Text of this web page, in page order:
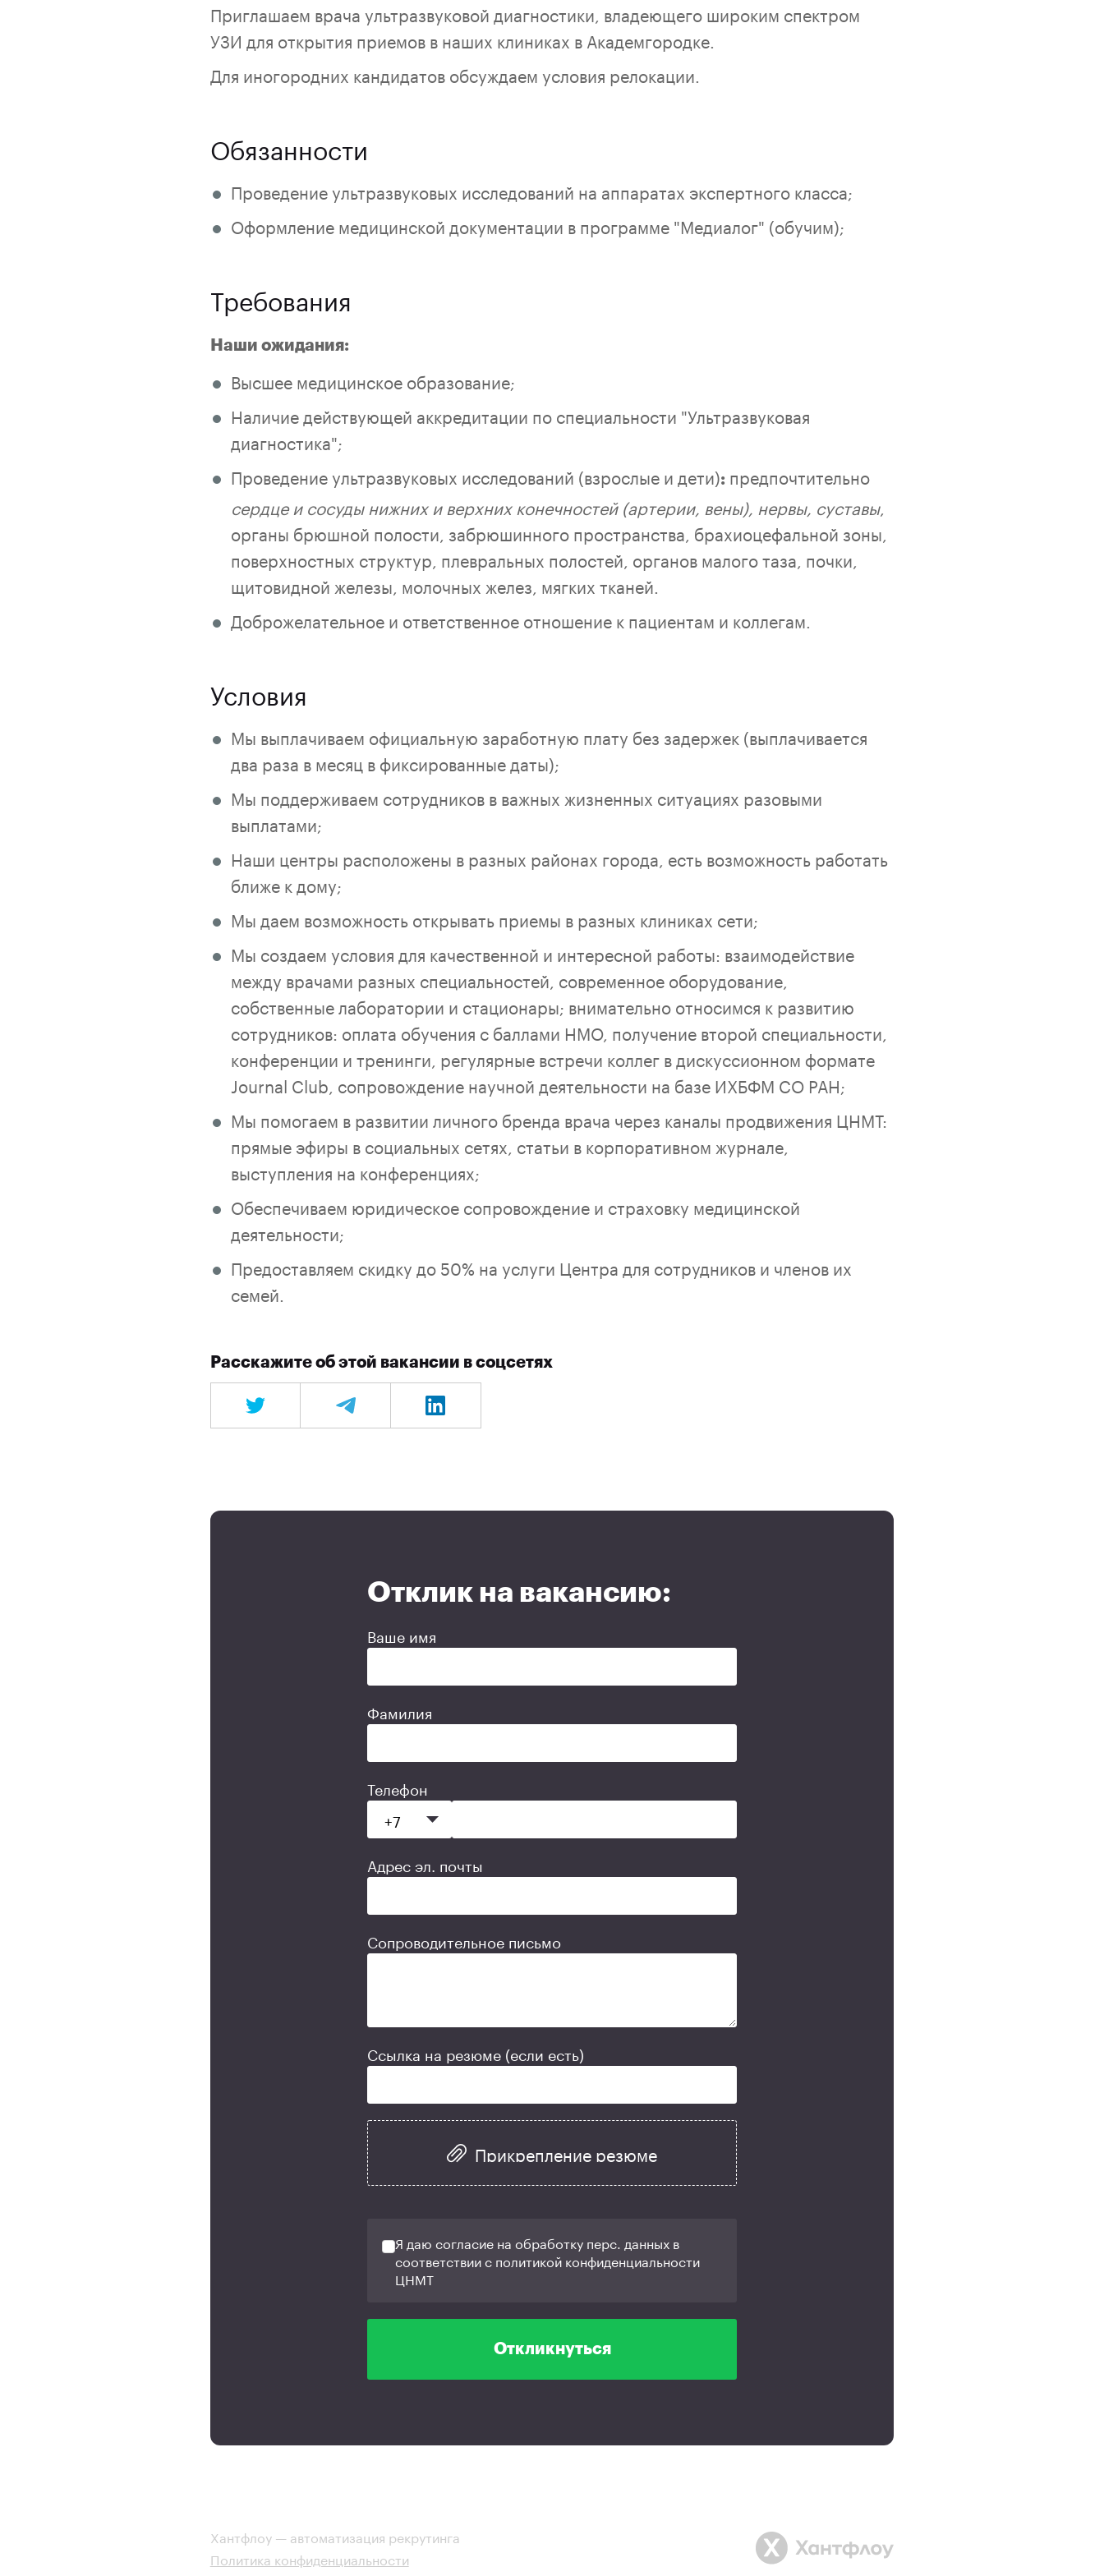
Приглашаем врача ультразвуковой диагностики, владеющего широким спектром
УЗИ для открытия приемов в наших клиниках в Академгородке.
Для иногородних кандидатов обсуждаем условия релокации.
Обязанности
Проведение ультразвуковых исследований на аппаратах экспертного класса;
Оформление медицинской документации в программе "Медиалог" (обучим);
Требования
Наши ожидания:
Высшее медицинское образование;
Наличие действующей аккредитации по специальности "Ультразвуковая
диагностика";
Проведение ультразвуковых исследований (взрослые и дети): предпочтительно
сердце и сосуды нижних и верхних конечностей (артерии, вены), нервы, суставы,
органы брюшной полости, забрюшинного пространства, брахиоцефальной зоны,
поверхностных структур, плевральных полостей, органов малого таза, почки,
щитовидной железы, молочных желез, мягких тканей.
Доброжелательное и ответственное отношение к пациентам и коллегам.
Условия
Мы выплачиваем официальную заработную плату без задержек (выплачивается
два раза в месяц в фиксированные даты);
Мы поддерживаем сотрудников в важных жизненных ситуациях разовыми
выплатами;
Наши центры расположены в разных районах города, есть возможность работать
ближе к дому;
Мы даем возможность открывать приемы в разных клиниках сети;
Мы создаем условия для качественной и интересной работы: взаимодействие
между врачами разных специальностей, современное оборудование,
собственные лаборатории и стационары; внимательно относимся к развитию
сотрудников: оплата обучения с баллами НМО, получение второй специальности,
конференции и тренинги, регулярные встречи коллег в дискуссионном формате
Journal Club, сопровождение научной деятельности на базе ИХБФМ СО РАН;
Мы помогаем в развитии личного бренда врача через каналы продвижения ЦНМТ:
прямые эфиры в социальных сетях, статьи в корпоративном журнале,
выступления на конференциях;
Обеспечиваем юридическое сопровождение и страховку медицинской
деятельности;
Предоставляем скидку до 50% на услуги Центра для сотрудников и членов их
семей.
Расскажите об этой вакансии в соцсетях
Отклик на вакансию:
Ваше имя
Фамилия
Телефон
Адрес эл. почты
Сопроводительное письмо
Ссылка на резюме (если есть)
Прикрепление резюме
Я даю согласие на обработку перс. данных в
соответствии с политикой конфиденциальности
ЦНМТ
Откликнуться
Хантфлоу — автоматизация рекрутинга
Политика конфиденциальности